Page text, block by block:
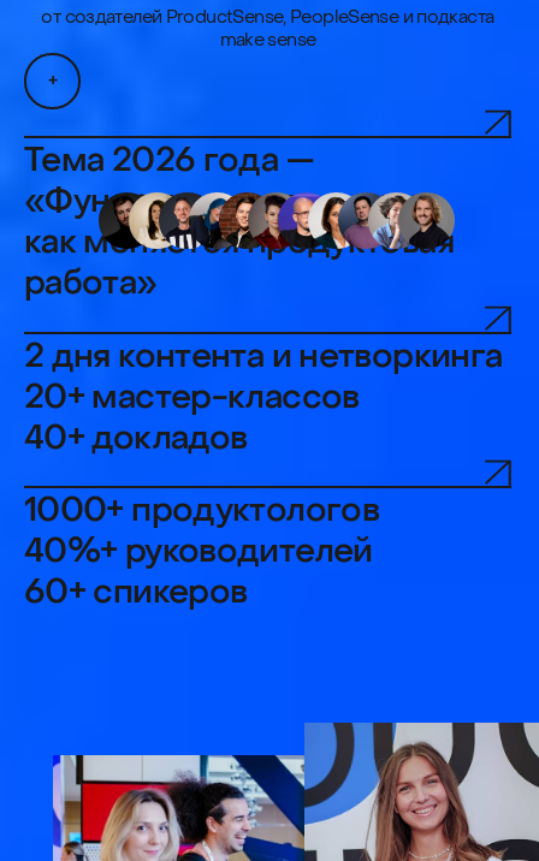
Тема 2026 года —
«Фундамент и эволюция:
как меняется продуктовая
2 дня контента и нетворкинга
20+ мастер-классов
40+ докладов
1000+ продуктологов
40%+ руководителей
60+ спикеров
ProductSense — место
встречи практики
и экспертных знаний,